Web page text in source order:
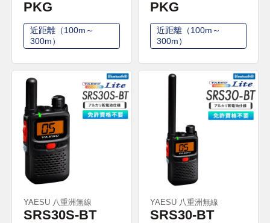
PKG
近距離（100m～
300m）
PKG
近距離（100m～
300m）
YAESU 八重洲無線
SRS30S-BT
YAESU 八重洲無線
SRS30-BT